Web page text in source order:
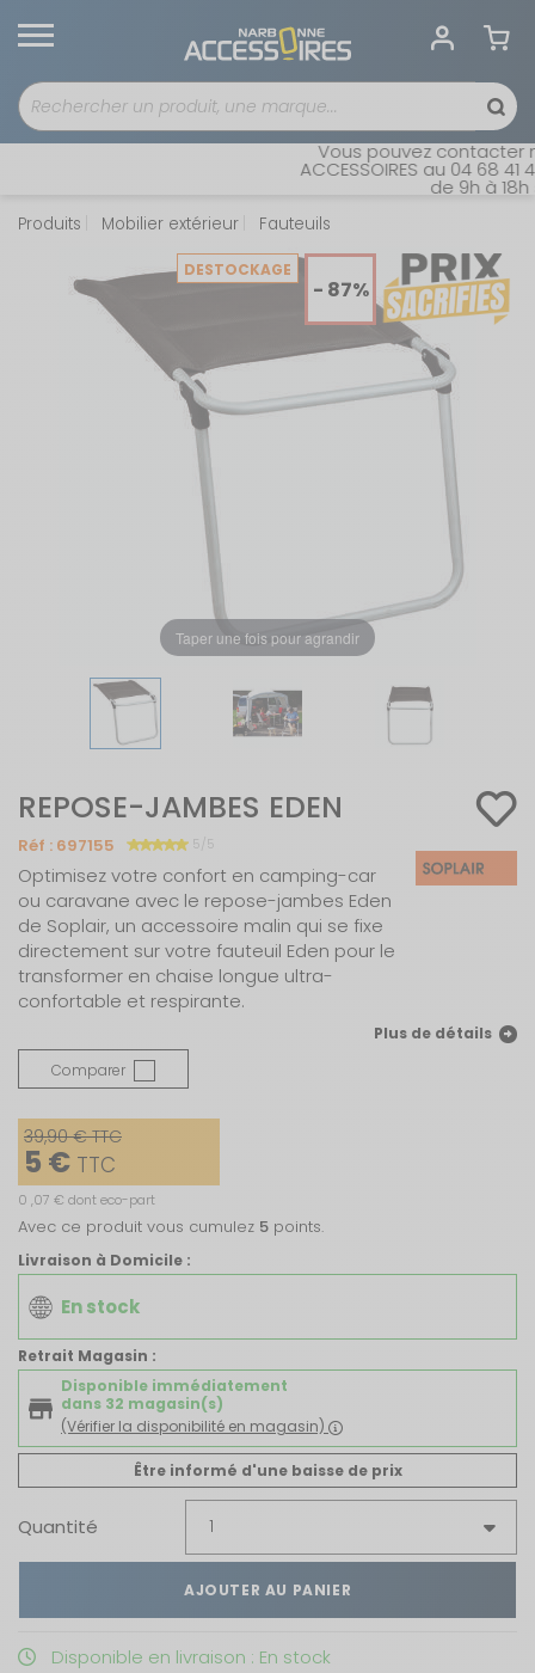
Vous pouvez contacter
ACCESSOIRES au 04 68 41
de 9h à 18h
Produits Mobilier extérieur Fauteuils
DESTOCKAGE
- 87%
Taper une fois pour agrandir
REPOSE-JAMBES EDEN
Réf : 697155 5/5
Optimisez votre confort en camping-car
ou caravane avec le repose-jambes Eden
de Soplair, un accessoire malin qui se fixe
directement sur votre fauteuil Eden pour le
transformer en chaise longue ultra-
confortable et respirante.
Plus de détails
Comparer
39,90 € TTC
5 € TTC
0 ,07 € dont eco-part
Avec ce produit vous cumulez 5 points.
Livraison à Domicile :
En stock
Retrait Magasin :
Disponible immédiatement
dans 32 magasin(s)
(Vérifier la disponibilité en magasin)
Être informé d'une baisse de prix
Quantité
AJOUTER AU PANIER
Disponible en livraison : En stock